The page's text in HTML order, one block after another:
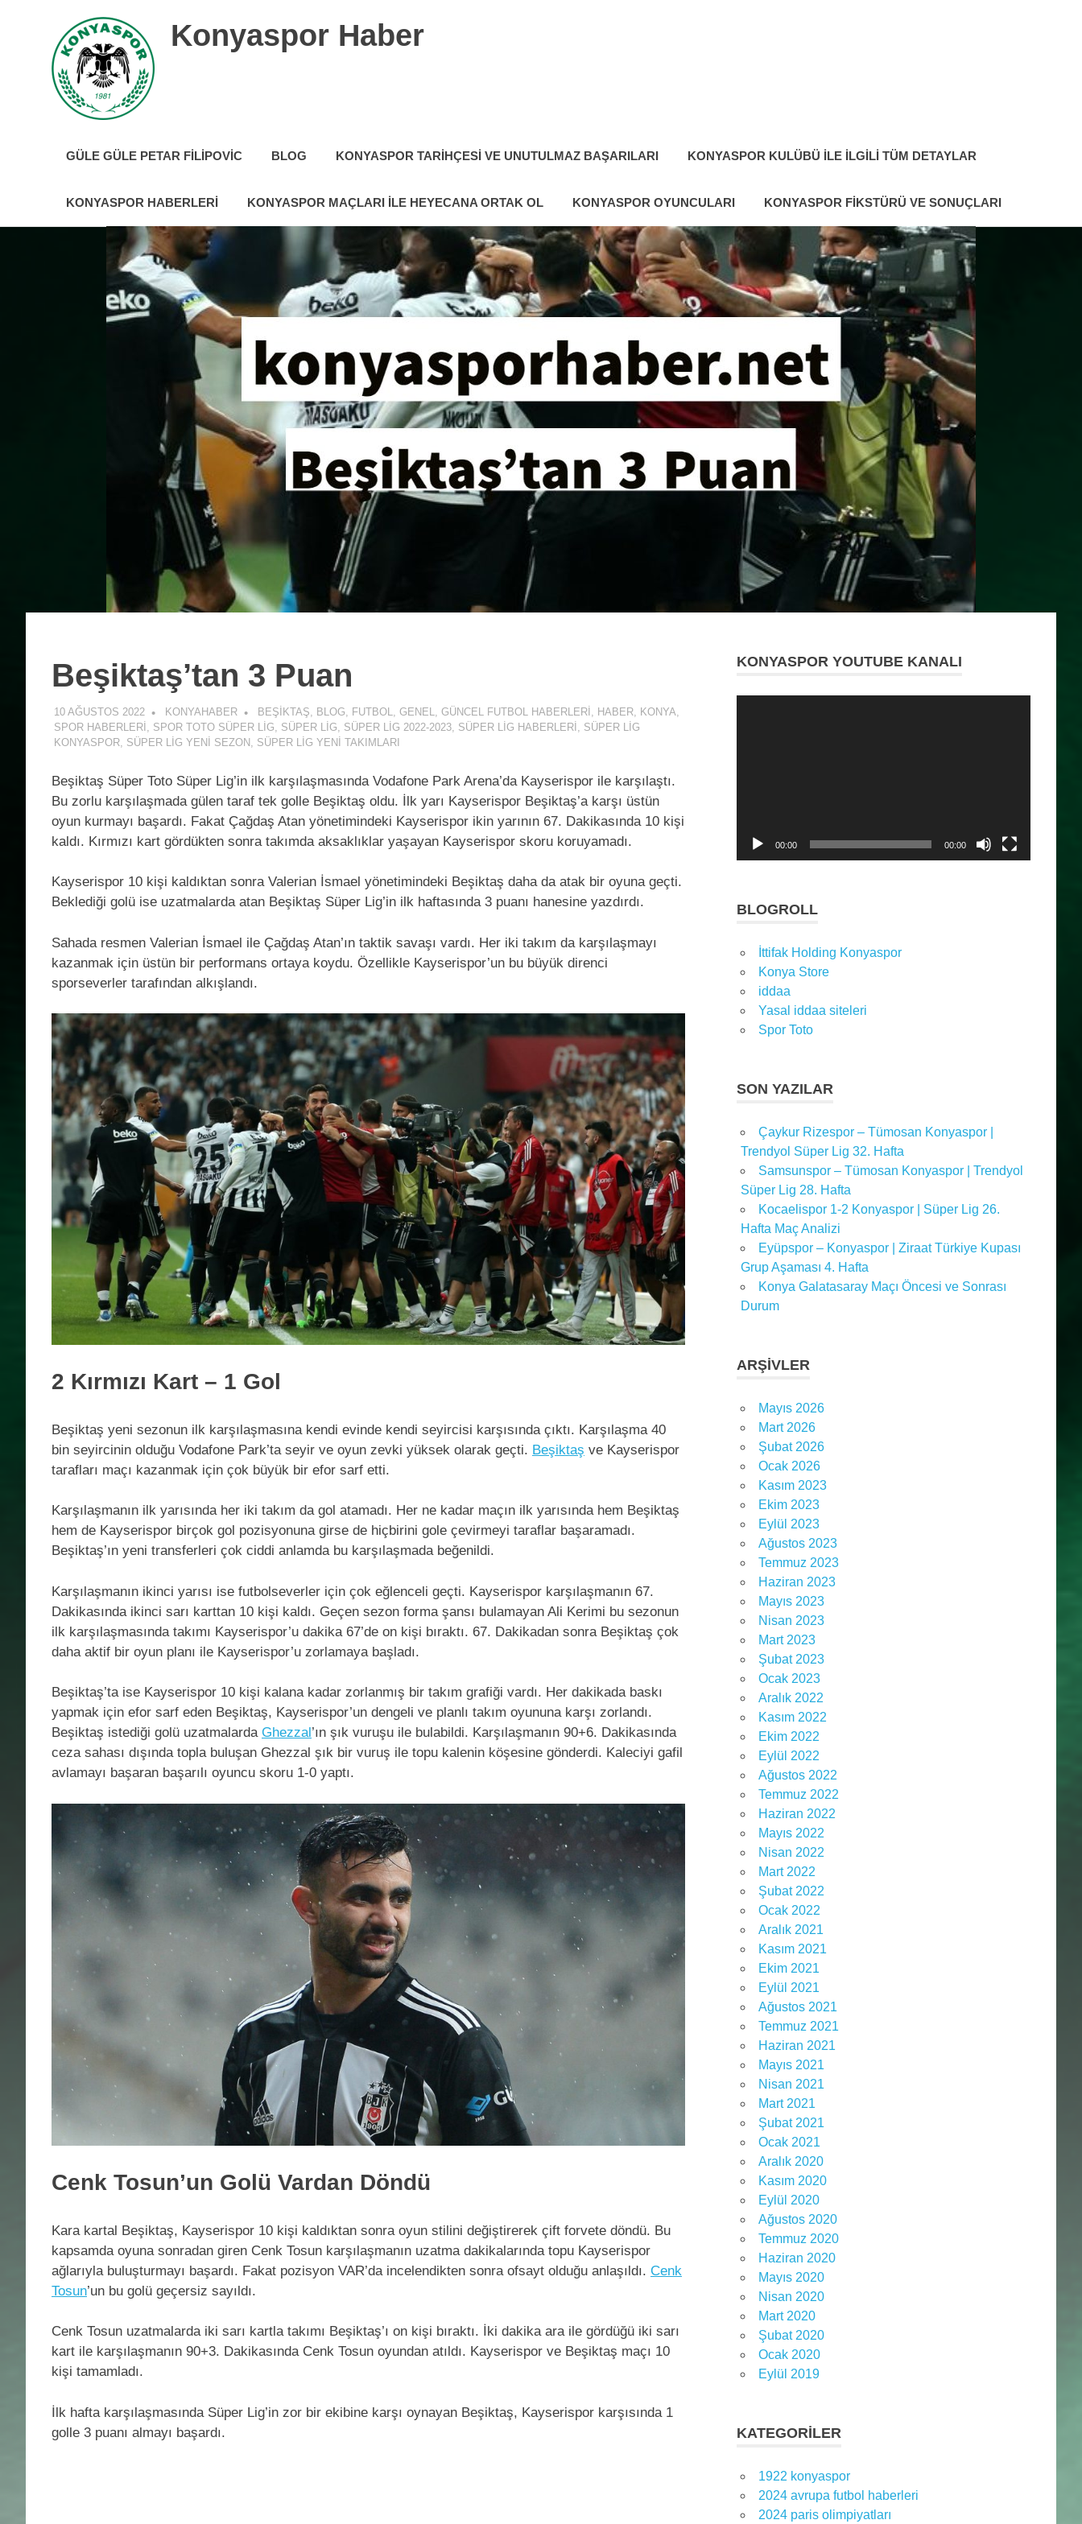
Konyaspor Haber
tümGÜLE GÜLE PETAR FILIPOVIC BLOG KONYASPOR TARIHÇESI VE UNUTULMAZ BAŞARILARI KONYASPOR KULÜBÜ ILE İLGILI TÜM DETAYLAR
KONYASPOR HABERLERI KONYASPOR MAÇLARI ILE HEYECANA ORTAK OL KONYASPOR OYUNCULARI KONYASPOR FIKSTÜRÜ VE SONUÇLARI
Beşiktaş’tan 3 Puan
10 AĞUSTOS 2022 KONYAHABER BEŞIKTAŞ, BLOG, FUTBOL, GENEL, GÜNCEL FUTBOL HABERLERI , HABER, KONYA,
SPOR HABERLERI , SPOR TOTO SÜPER LIG, SÜPER LIG, SÜPER LIG 2022-2023, SÜPER LIG HABERLERI , SÜPER LIG
KONYASPOR, SÜPER LIG YENI SEZON , SÜPER LIG YENI TAKIMLARI
Beşiktaş Süper Toto Süper Lig’in ilk karşılaşmasında Vodafone Park Arena’da Kayserispor ile karşılaştı.
Bu zorlu karşılaşmada gülen taraf tek golle Beşiktaş oldu. İlk yarı Kayserispor Beşiktaş’a karşı üstün
oyun kurmayı başardı. Fakat Çağdaş Atan yönetimindeki Kayserispor ikin yarının 67. Dakikasında 10 kişi
kaldı. Kırmızı kart gördükten sonra takımda aksaklıklar yaşayan Kayserispor skoru koruyamadı.
Kayserispor 10 kişi kaldıktan sonra Valerian İsmael yönetimindeki Beşiktaş daha da atak bir oyuna geçti.
Beklediği golü ise uzatmalarda atan Beşiktaş Süper Lig’in ilk haftasında 3 puanı hanesine yazdırdı.
Sahada resmen Valerian İsmael ile Çağdaş Atan’ın taktik savaşı vardı. Her iki takım da karşılaşmayı
kazanmak için üstün bir performans ortaya koydu. Özellikle Kayserispor’un bu büyük direnci
sporseverler tarafından alkışlandı.
2 Kırmızı Kart – 1 Gol
Beşiktaş yeni sezonun ilk karşılaşmasına kendi evinde kendi seyircisi karşısında çıktı. Karşılaşma 40
bin seyircinin olduğu Vodafone Park’ta seyir ve oyun zevki yüksek olarak geçti. Beşiktaş ve Kayserispor
tarafları maçı kazanmak için çok büyük bir efor sarf etti.
Karşılaşmanın ilk yarısında her iki takım da gol atamadı. Her ne kadar maçın ilk yarısında hem Beşiktaş
hem de Kayserispor birçok gol pozisyonuna girse de hiçbirini gole çevirmeyi taraflar başaramadı.
Beşiktaş’ın yeni transferleri çok ciddi anlamda bu karşılaşmada beğenildi.
Karşılaşmanın ikinci yarısı ise futbolseverler için çok eğlenceli geçti. Kayserispor karşılaşmanın 67.
Dakikasında ikinci sarı karttan 10 kişi kaldı. Geçen sezon forma şansı bulamayan Ali Kerimi bu sezonun
ilk karşılaşmasında takımı Kayserispor’u dakika 67’de on kişi bıraktı. 67. Dakikadan sonra Beşiktaş çok
daha aktif bir oyun planı ile Kayserispor’u zorlamaya başladı.
Beşiktaş’ta ise Kayserispor 10 kişi kalana kadar zorlanmış bir takım grafiği vardı. Her dakikada baskı
yapmak için efor sarf eden Beşiktaş, Kayserispor’un dengeli ve planlı takım oyununa karşı zorlandı.
Beşiktaş istediği golü uzatmalarda Ghezzal’ın şık vuruşu ile bulabildi. Karşılaşmanın 90+6. Dakikasında
ceza sahası dışında topla buluşan Ghezzal şık bir vuruş ile topu kalenin köşesine gönderdi. Kaleciyi gafil
avlamayı başaran başarılı oyuncu skoru 1-0 yaptı.
Cenk Tosun’un Golü Vardan Döndü
Kara kartal Beşiktaş, Kayserispor 10 kişi kaldıktan sonra oyun stilini değiştirerek çift forvete döndü. Bu
kapsamda oyuna sonradan giren Cenk Tosun karşılaşmanın uzatma dakikalarında topu Kayserispor
ağlarıyla buluşturmayı başardı. Fakat pozisyon VAR’da incelendikten sonra ofsayt olduğu anlaşıldı. Cenk
Tosun’un bu golü geçersiz sayıldı.
Cenk Tosun uzatmalarda iki sarı kartla takımı Beşiktaş’ı on kişi bıraktı. İki dakika ara ile gördüğü iki sarı
kart ile karşılaşmanın 90+3. Dakikasında Cenk Tosun oyundan atıldı. Kayserispor ve Beşiktaş maçı 10
kişi tamamladı.
İlk hafta karşılaşmasında Süper Lig’in zor bir ekibine karşı oynayan Beşiktaş, Kayserispor karşısında 1
golle 3 puanı almayı başardı.
KONYASPOR YOUTUBE KANALI
00:00 00:00
BLOGROLL
İttifak Holding Konyaspor
Konya Store
iddaa
Yasal iddaa siteleri
Spor Toto
SON YAZILAR
Çaykur Rizespor – Tümosan Konyaspor |
Trendyol Süper Lig 32. Hafta
Samsunspor – Tümosan Konyaspor | Trendyol
Süper Lig 28. Hafta
Kocaelispor 1-2 Konyaspor | Süper Lig 26.
Hafta Maç Analizi
Eyüpspor – Konyaspor | Ziraat Türkiye Kupası
Grup Aşaması 4. Hafta
Konya Galatasaray Maçı Öncesi ve Sonrası
Durum
ARŞIVLER
Mayıs 2026
Mart 2026
Şubat 2026
Ocak 2026
Kasım 2023
Ekim 2023
Eylül 2023
Ağustos 2023
Temmuz 2023
Haziran 2023
Mayıs 2023
Nisan 2023
Mart 2023
Şubat 2023
Ocak 2023
Aralık 2022
Kasım 2022
Ekim 2022
Eylül 2022
Ağustos 2022
Temmuz 2022
Haziran 2022
Mayıs 2022
Nisan 2022
Mart 2022
Şubat 2022
Ocak 2022
Aralık 2021
Kasım 2021
Ekim 2021
Eylül 2021
Ağustos 2021
Temmuz 2021
Haziran 2021
Mayıs 2021
Nisan 2021
Mart 2021
Şubat 2021
Ocak 2021
Aralık 2020
Kasım 2020
Eylül 2020
Ağustos 2020
Temmuz 2020
Haziran 2020
Mayıs 2020
Nisan 2020
Mart 2020
Şubat 2020
Ocak 2020
Eylül 2019
KATEGORILER
1922 konyaspor
2024 avrupa futbol haberleri
2024 paris olimpiyatları